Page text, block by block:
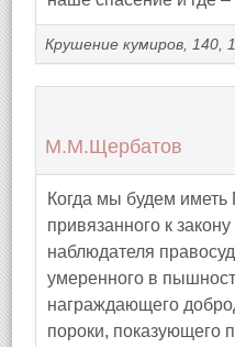
Крушение кумиров, 140,
М.М.Щербатов
Когда мы будем иметь
привязанного к
наблюдателя
умеренного в
награждающего
пороки, показующего